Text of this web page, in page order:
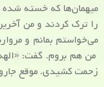
میهمان‌ها که خسته شده
را ترک کردند و من
می‌خواستم بمانم و
من هم بروم. گفت:
زحمت کشیدی. موقع